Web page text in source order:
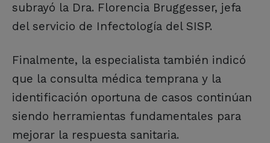
subrayó la Dra. Florencia Bruggesser, jefa
del servicio de Infectología del SISP.
Finalmente, la especialista también indicó
que la consulta médica temprana y la
identificación oportuna de casos continúan
siendo herramientas fundamentales para
mejorar la respuesta sanitaria.